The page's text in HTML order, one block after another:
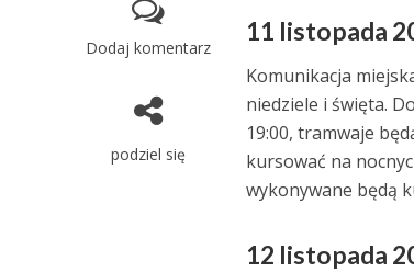
Dodaj komentarz
podziel się
11 listopada
Komunikacja
niedziele i święta.
19:00, tramwaje
kursować na
wykonywane będą
12 listopada